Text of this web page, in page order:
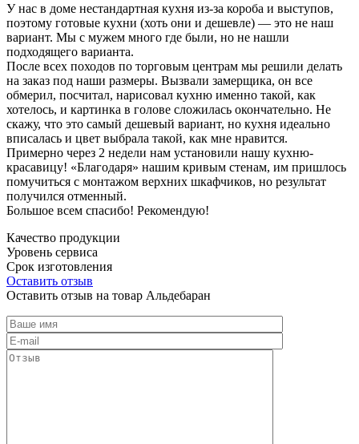
У нас в доме нестандартная кухня из-за короба и выступов,
поэтому готовые кухни (хоть они и дешевле) — это не наш
вариант. Мы с мужем много где были, но не нашли
подходящего варианта.
После всех походов по торговым центрам мы решили делать
на заказ под наши размеры. Вызвали замерщика, он все
обмерил, посчитал, нарисовал кухню именно такой, как
хотелось, и картинка в голове сложилась окончательно. Не
скажу, что это самый дешевый вариант, но кухня идеально
вписалась и цвет выбрала такой, как мне нравится.
Примерно через 2 недели нам установили нашу кухню-
красавицу! «Благодаря» нашим кривым стенам, им пришлось
помучиться с монтажом верхних шкафчиков, но результат
получился отменный.
Большое всем спасибо! Рекомендую!
Качество продукции
Уровень сервиса
Срок изготовления
Оставить отзыв
Оставить отзыв на товар Альдебаран